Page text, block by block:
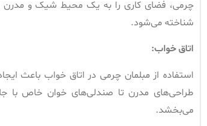
چرمی، فضای کاری را به یک محیط شیک و مدرن
شناخته می‌شود.
اتاق خواب:
استفاده از مبلمان چرمی در اتاق خواب باعث
طراحی‌های مدرن تا صندلی‌های خوان خاص با
می‌بخشد.